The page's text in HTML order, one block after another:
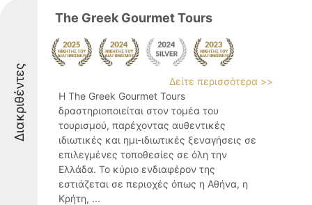
Διακριθέντες
The Greek Gourmet Tours
Δείτε περισσότερα >>
Η The Greek Gourmet Tours
δραστηριοποιείται στον τομέα του
τουρισμού, παρέχοντας αυθεντικές
ιδιωτικές και ημι-ιδιωτικές ξεναγήσεις σε
επιλεγμένες τοποθεσίες σε όλη την
Ελλάδα. Το κύριο ενδιαφέρον της
εστιάζεται σε περιοχές όπως η Αθήνα, η
Κρήτη, ...